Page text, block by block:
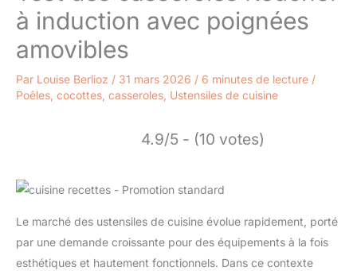
à induction avec poignées
amovibles
Par Louise Berlioz / 31 mars 2026 / 6 minutes de lecture /
Poêles, cocottes, casseroles Ustensiles de cuisine
4.9/5 - (10 votes)
Le marché des ustensiles de cuisine évolue rapidement, porté
par une demande croissante pour des équipements à la fois
esthétiques et hautement fonctionnels. Dans ce contexte